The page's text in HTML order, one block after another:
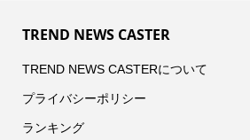
TREND NEWS CASTER
TREND NEWS CASTERについて
プライバシーポリシー
ランキング